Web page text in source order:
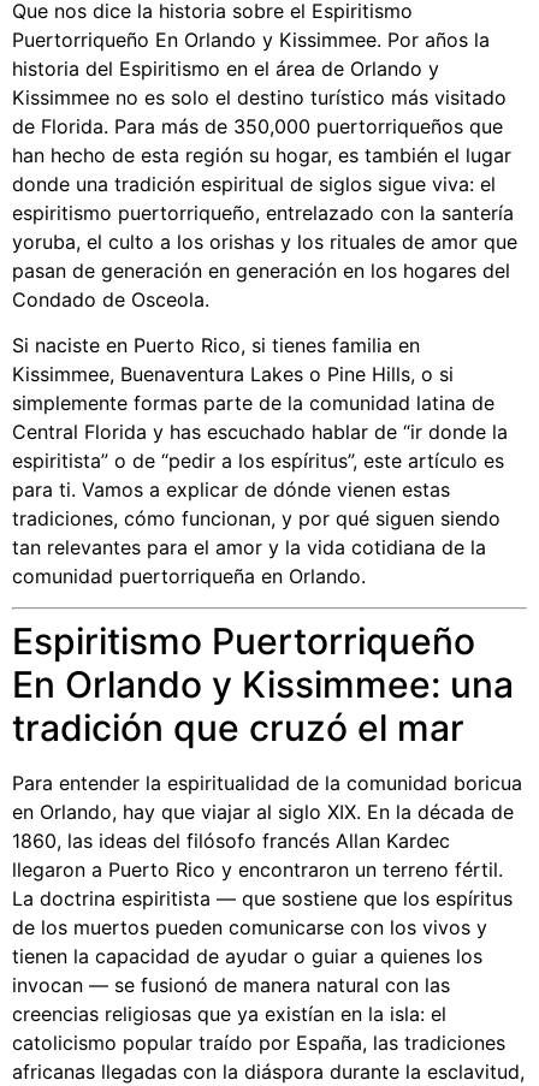
Que nos dice la historia sobre el Espiritismo
Puertorriqueño En Orlando y Kissimmee. Por años la
historia del Espiritismo en el área de Orlando y
Kissimmee no es solo el destino turístico más visitado
de Florida. Para más de 350,000 puertorriqueños que
han hecho de esta región su hogar, es también el lugar
donde una tradición espiritual de siglos sigue viva: el
espiritismo puertorriqueño, entrelazado con la santería
yoruba, el culto a los orishas y los rituales de amor que
pasan de generación en generación en los hogares del
Condado de Osceola.
Si naciste en Puerto Rico, si tienes familia en
Kissimmee, Buenaventura Lakes o Pine Hills, o si
simplemente formas parte de la comunidad latina de
Central Florida y has escuchado hablar de “ir donde la
espiritista” o de “pedir a los espíritus”, este artículo es
para ti. Vamos a explicar de dónde vienen estas
tradiciones, cómo funcionan, y por qué siguen siendo
tan relevantes para el amor y la vida cotidiana de la
comunidad puertorriqueña en Orlando.
Espiritismo Puertorriqueño
En Orlando y Kissimmee: una
tradición que cruzó el mar
Para entender la espiritualidad de la comunidad boricua
en Orlando, hay que viajar al siglo XIX. En la década de
1860, las ideas del filósofo francés Allan Kardec
llegaron a Puerto Rico y encontraron un terreno fértil.
La doctrina espiritista — que sostiene que los espíritus
de los muertos pueden comunicarse con los vivos y
tienen la capacidad de ayudar o guiar a quienes los
invocan — se fusionó de manera natural con las
creencias religiosas que ya existían en la isla: el
catolicismo popular traído por España, las tradiciones
africanas llegadas con la diáspora durante la esclavitud,